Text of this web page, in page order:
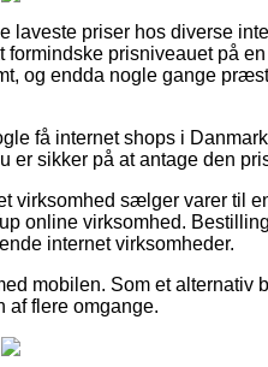
priser hos diverse
prisniveauet på
og endda nogle gange
få internet shops i
er sikker på at antage den
virksomhed sælger varer til
online virksomhed.
internet virksomheder.
mobilen. Som et alternativ
af flere omgange.